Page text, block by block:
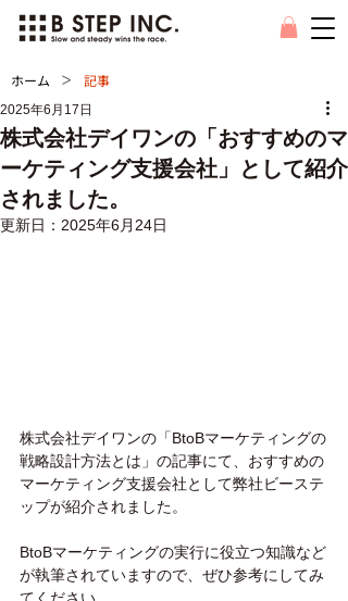
ホーム > 記事
株式会社デイワンの「おすすめのマ
ーケティング支援会社」として紹介
されました。
2025年6月17日
更新日： 2025年6月24日
株式会社デイワンの「BtoBマーケティングの
戦略設計方法とは」の記事にて、おすすめの
マーケティング支援会社として弊社ビーステ
ップが紹介されました。
BtoBマーケティングの実行に役立つ知識など
が執筆されていますので、ぜひ参考にしてみ